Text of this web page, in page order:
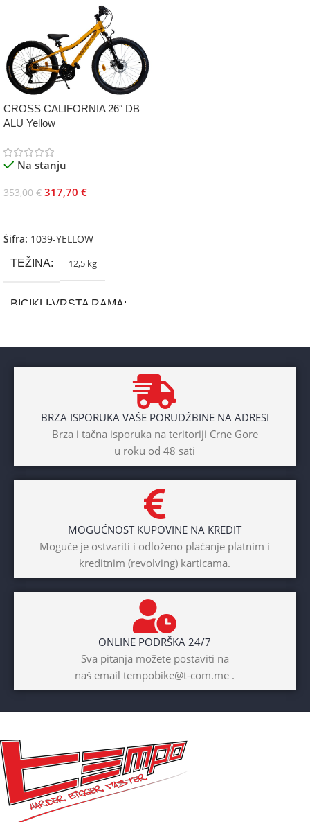
CROSS CALIFORNIA 26″ DB
ALU Yellow
Na stanju
353,00€ 317,70 €
Šifra: 1039-YELLOW
TEŽINA 12,5 kg
BICIKLI-VRSTA RAMA
Unisex
BICIKLI-TIP RAMA
Prednji amotrizer
BICIKLI-KOČNICE
Disk mehanički
BRZA ISPORUKA VAŠE PORUDŽBINE NA ADRESI
Brza i tačna isporuka na teritoriji Crne Gore
u roku od 48 sati
MOGUĆNOST KUPOVINE NA KREDIT
Moguće je ostvariti i odloženo plaćanje platnim i
kreditnim (revolving) karticama.
ONLINE PODRŠKA 24/7
Sva pitanja možete postaviti na
naš email tempobike@t-com.me .